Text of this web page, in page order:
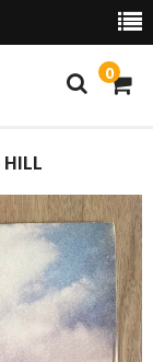
0
HILL